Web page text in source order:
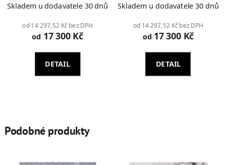
Skladem u dodavatele 30 dnů
od 14 297,52 Kč bez DPH
od 17 300 Kč
DETAIL
Skladem u dodavatele 30 dnů
od 14 297,52 Kč bez DPH
od 17 300 Kč
DETAIL
Podobné produkty